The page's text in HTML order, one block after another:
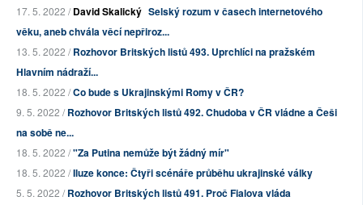
17. 5. 2022 /David Skalický Selský rozum v časech internetového
věku, aneb chvála věcí nepřiroz...
13. 5. 2022 /Rozhovor Britských listů 493. Uprchlíci na pražském
Hlavním nádraží...
18. 5. 2022 /Co bude s Ukrajinskými Romy v ČR?
9. 5. 2022 /Rozhovor Britských listů 492. Chudoba v ČR vládne a Češi
na sobě ne...
18. 5. 2022 /"Za Putina nemůže být žádný mír"
18. 5. 2022 /Iluze konce: Čtyři scénáře průběhu ukrajinské války
5. 5. 2022 /Rozhovor Britských listů 491. Proč Fialova vláda